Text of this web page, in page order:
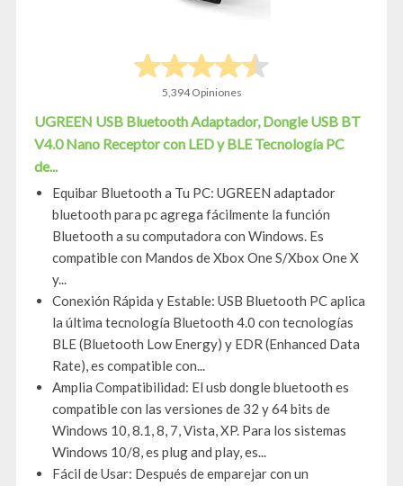
5,394 Opiniones
UGREEN USB Bluetooth Adaptador, Dongle USB BT
V4.0 Nano Receptor con LED y BLE Tecnología PC
de...
Equibar Bluetooth a Tu PC: UGREEN adaptador
bluetooth para pc agrega fácilmente la función
Bluetooth a su computadora con Windows. Es
compatible con Mandos de Xbox One S/Xbox One X
y...
Conexión Rápida y Estable: USB Bluetooth PC aplica
la última tecnología Bluetooth 4.0 con tecnologías
BLE (Bluetooth Low Energy) y EDR (Enhanced Data
Rate), es compatible con...
Amplia Compatibilidad: El usb dongle bluetooth es
compatible con las versiones de 32 y 64 bits de
Windows 10, 8.1, 8, 7, Vista, XP. Para los sistemas
Windows 10/8, es plug and play, es...
Fácil de Usar: Después de emparejar con un